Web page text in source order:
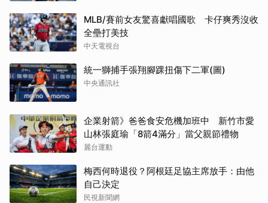
MLB/賽前女友驚喜獻唱國歌 卡仔爽秀沒收
全壘打美技
中天電視台
統一獅捕手張翔腳踝扭傷下二軍(圖)
中央通訊社
企業射箭》爸爸食安危機加班中 新竹市愛
山林張庭瑜「8箭4滿分」當父親節禮物
麗台運動
梅西何時退役？阿根廷足協主席放手：由他
自己決定
民視新聞網